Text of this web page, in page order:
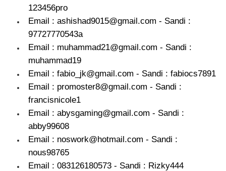
123456pro
Email : ashishad9015@gmail.com - Sandi :
97727770543a
Email : muhammad21@gmail.com - Sandi :
muhammad19
Email : fabio_jk@gmail.com - Sandi : fabiocs7891
Email : promoster8@gmail.com - Sandi :
francisnicole1
Email : abysgaming@gmail.com - Sandi :
abby99608
Email : noswork@hotmail.com - Sandi :
nous98765
Email : 083126180573 - Sandi : Rizky444